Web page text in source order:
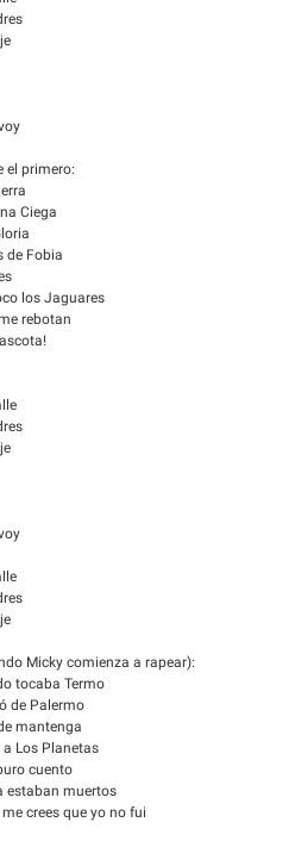
el primero:
Ciega
de Fobia
los Jaguares
rebotan
Micky comienza a rapear):
tocaba Termo
de Palermo
mantenga
Los Planetas
cuento
estaban muertos
crees que yo no fui